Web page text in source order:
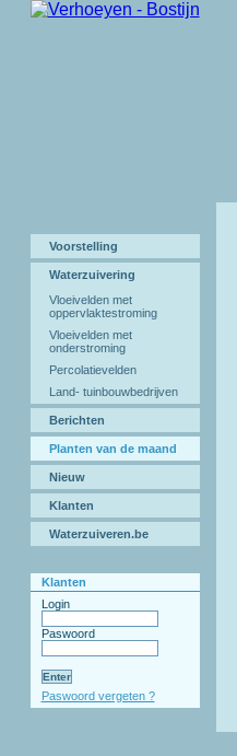
Voorstelling
Waterzuivering
Vloeivelden met
oppervlaktestroming
Vloeivelden met
onderstroming
Percolatievelden
Land- tuinbouwbedrijven
Berichten
Planten van de maand
Nieuw
Klanten
Waterzuiveren.be
Klanten
Login
Paswoord
Paswoord vergeten ?